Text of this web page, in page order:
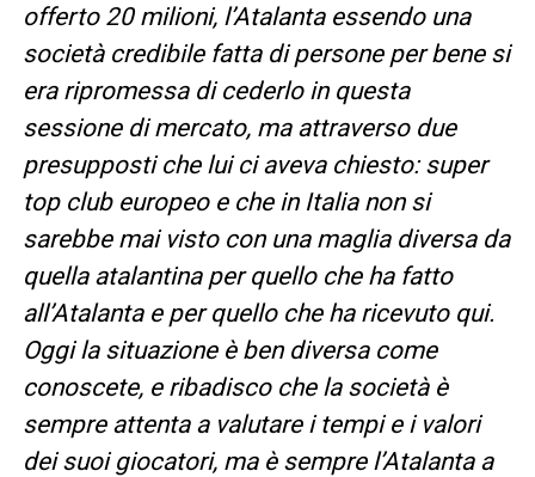
offerto 20 milioni, l’Atalanta essendo una
società credibile fatta di persone per bene si
era ripromessa di cederlo in questa
sessione di mercato, ma attraverso due
presupposti che lui ci aveva chiesto: super
top club europeo e che in Italia non si
sarebbe mai visto con una maglia diversa da
quella atalantina per quello che ha fatto
all’Atalanta e per quello che ha ricevuto qui.
Oggi la situazione è ben diversa come
conoscete, e ribadisco che la società è
sempre attenta a valutare i tempi e i valori
dei suoi giocatori, ma è sempre l’Atalanta a